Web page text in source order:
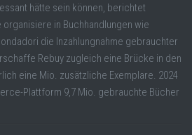
hätte sein können, berichtet
in Buchhandlungen wie
die Inzahlungnahme gebrauchter
Rebuy zugleich eine Brücke in den
eine Mio. zusätzliche Exemplare. 2024
Plattform 9,7 Mio. gebrauchte Bücher